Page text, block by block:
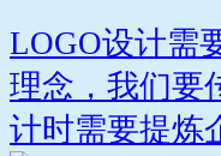
LOGO设计需
理念，我们要
计时需要提炼